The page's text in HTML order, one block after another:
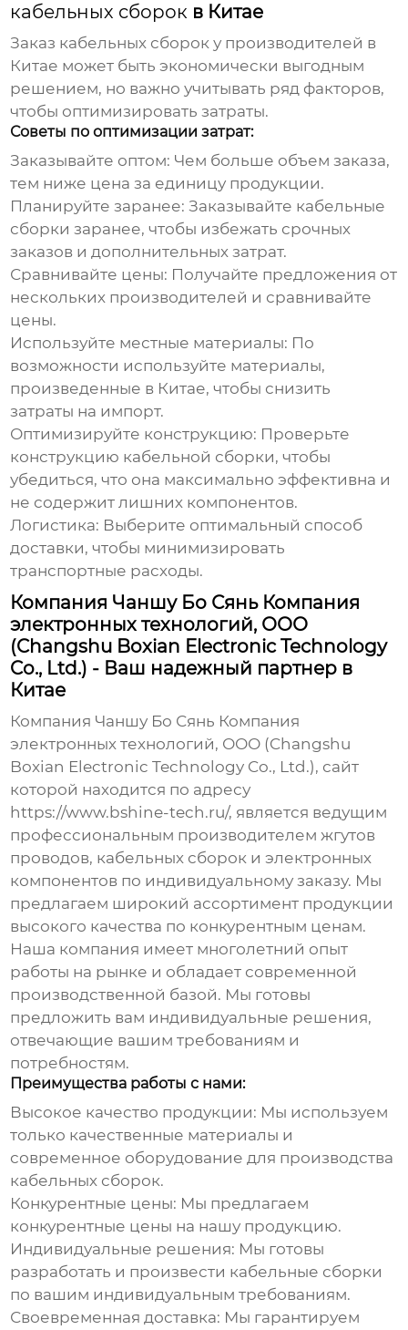
кабельных сборок в Китае
Заказ кабельных сборок у производителей в
Китае может быть экономически выгодным
решением, но важно учитывать ряд факторов,
чтобы оптимизировать затраты.
Советы по оптимизации затрат:
Заказывайте оптом: Чем больше объем заказа,
тем ниже цена за единицу продукции.
Планируйте заранее: Заказывайте кабельные
сборки заранее, чтобы избежать срочных
заказов и дополнительных затрат.
Сравнивайте цены: Получайте предложения от
нескольких производителей и сравнивайте
цены.
Используйте местные материалы: По
возможности используйте материалы,
произведенные в Китае, чтобы снизить
затраты на импорт.
Оптимизируйте конструкцию: Проверьте
конструкцию кабельной сборки, чтобы
убедиться, что она максимально эффективна и
не содержит лишних компонентов.
Логистика: Выберите оптимальный способ
доставки, чтобы минимизировать
транспортные расходы.
Компания Чаншу Бо Сянь Компания
электронных технологий, ООО
(Changshu Boxian Electronic Technology
Co., Ltd.) - Ваш надежный партнер в
Китае
Компания Чаншу Бо Сянь Компания
электронных технологий, ООО (Changshu
Boxian Electronic Technology Co., Ltd.), сайт
которой находится по адресу
https://www.bshine-tech.ru/, является ведущим
профессиональным производителем жгутов
проводов, кабельных сборок и электронных
компонентов по индивидуальному заказу. Мы
предлагаем широкий ассортимент продукции
высокого качества по конкурентным ценам.
Наша компания имеет многолетний опыт
работы на рынке и обладает современной
производственной базой. Мы готовы
предложить вам индивидуальные решения,
отвечающие вашим требованиям и
потребностям.
Преимущества работы с нами:
Высокое качество продукции: Мы используем
только качественные материалы и
современное оборудование для производства
кабельных сборок.
Конкурентные цены: Мы предлагаем
конкурентные цены на нашу продукцию.
Индивидуальные решения: Мы готовы
разработать и произвести кабельные сборки
по вашим индивидуальным требованиям.
Своевременная доставка: Мы гарантируем